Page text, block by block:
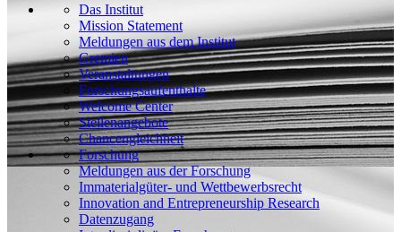
Das Institut
Mission Statement
Meldungen aus dem Institut
Gremien
Veranstaltungen
Forschungsaufenthalte
Welcome Center
Stellenangebote
Chancengleichheit
Forschung
Meldungen aus der Forschung
Immaterialgüter- und Wettbewerbsrecht
Innovation and Entrepreneurship Research
Datenzugang